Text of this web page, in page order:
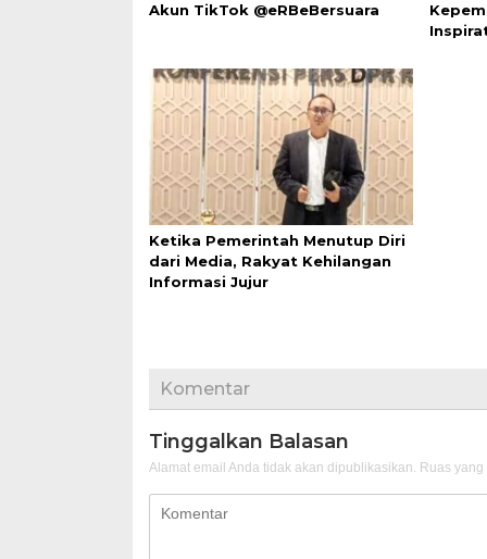
Akun TikTok @eRBeBersuara
Ketika Pemerintah Menutup Diri
dari Media, Rakyat Kehilangan
Informasi Jujur
Komentar
Tinggalkan Balasan
Alamat email Anda tidak akan dipublikasikan. Ruas